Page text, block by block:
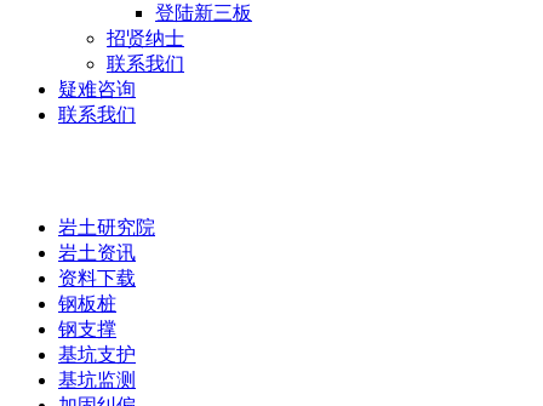
登陆新三板
招贤纳士
联系我们
疑难咨询
联系我们
岩土研究院
岩土资讯
资料下载
钢板桩
钢支撑
基坑支护
基坑监测